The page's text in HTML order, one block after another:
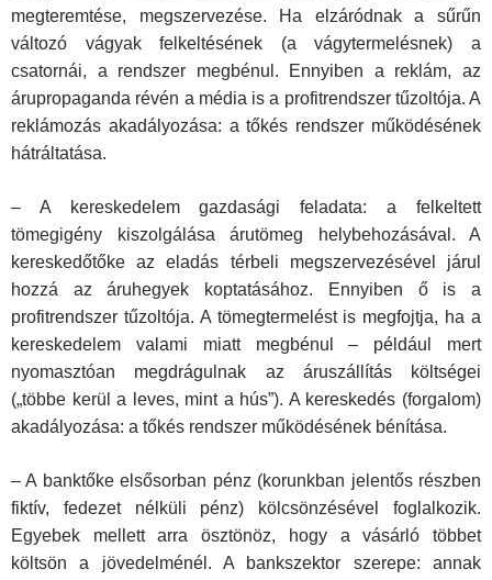
megteremtése, megszervezése. Ha elzáródnak a sűrűn
változó vágyak felkeltésének (a vágytermelésnek) a
csatornái, a rendszer megbénul. Ennyiben a reklám, az
árupropaganda révén a média is a profitrendszer tűzoltója. A
reklámozás akadályozása: a tőkés rendszer működésének
hátráltatása.
– A kereskedelem gazdasági feladata: a felkeltett
tömegigény kiszol­gálása árutömeg helybehozásával. A
kereskedőtőke az eladás térbeli megszervezésével járul
hozzá az áruhegyek koptatásához. Ennyiben ő is a
profitrendszer tűzoltója. A tömegtermelést is megfojtja, ha a
kereske­delem valami miatt megbénul – például mert
nyomasztóan megdrágulnak az áruszállítás költségei
(„többe kerül a leves, mint a hús”). A kereskedés (forgalom)
akadályozása: a tőkés rendszer működésének bénítása.
– A banktőke elsősorban pénz (korunkban jelentős részben
fiktív, fedezet nélküli pénz) kölcsönzésével foglalkozik.
Egyebek mellett arra ösztönöz, hogy a vásárló többet
költsön a jövedelménél. A bankszektor szerepe: annak